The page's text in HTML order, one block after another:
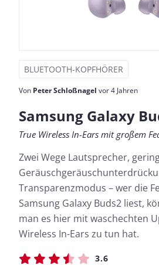
BLUETOOTH-KOPFHÖRER
Von Peter Schloßnagel vor 4 Jahren
Samsung Galaxy
True Wireless In-Ears mit großem
Zwei Wege Lautsprecher,
Transparenzmodus – wer die
Samsung Galaxy Buds2 liest,
man es hier mit waschechten
Wireless In-Ears zu tun hat.
3.6